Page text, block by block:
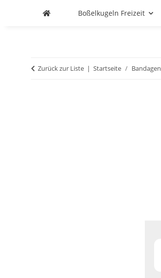
Boßelkugeln Freizeit
Zurück zur Liste Startseite Bandagen